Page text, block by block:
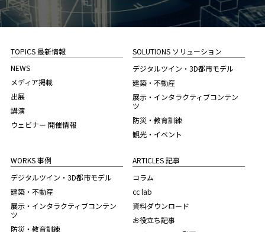
TOPICS 最新情報
NEWS
メディア掲載
出展
講演
ウェビナー 開催情報
WORKS 事例
デジタルツイン・3D都市モデル
建築・不動産
展示・インタラクティブコンテン
ツ
防災・教育訓練
SOLUTIONS ソリューション
デジタルツイン・3D都市モデル
建築・不動産
展示・インタラクティブコンテン
ツ
防災・教育訓練
観光・イベント
ARTICLES 記事
コラム
cc lab
資料ダウンロード
お役立ち記事